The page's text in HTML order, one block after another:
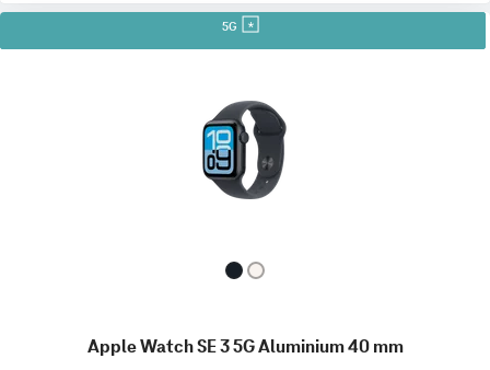
5G
Apple Watch SE 3 5G Aluminium 40 mm